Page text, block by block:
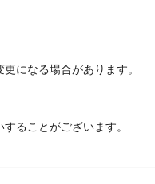
になる場合があります。
ることがございます。